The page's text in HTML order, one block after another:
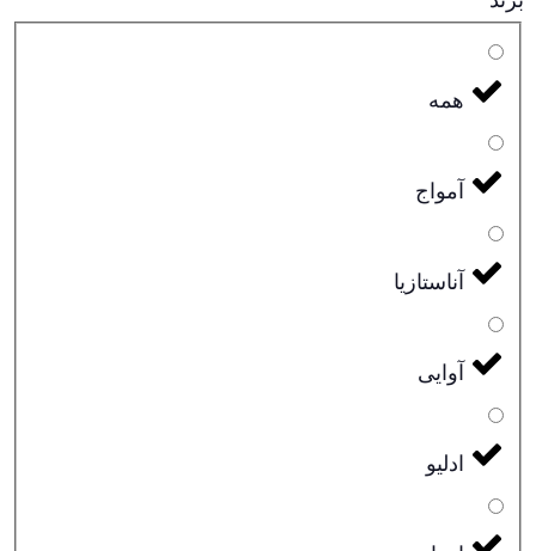
همه
آمواج
آناستازیا
آوایی
ادلیو